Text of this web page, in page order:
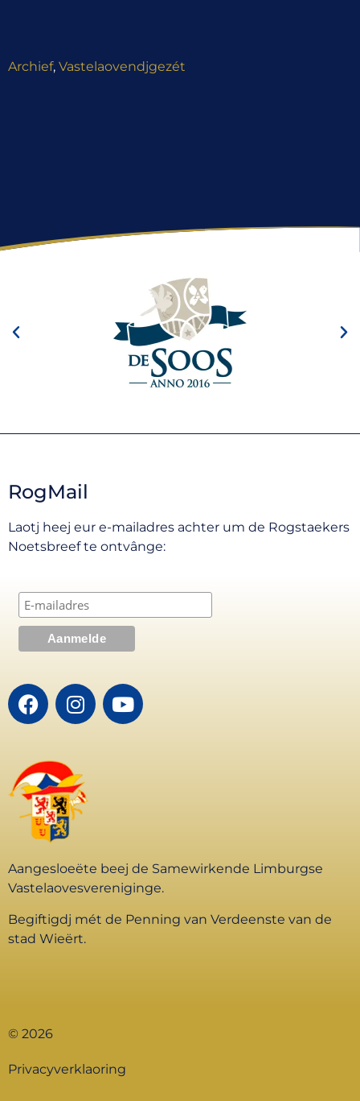
Archief, Vastelaovendjgezét
RogMail
Laotj heej eur e-mailadres achter um de Rogstaekers
Noetsbreef te ontvânge:
Aangesloeëte beej de Samewirkende Limburgse
Vastelaovesvereniginge.
Begiftigdj mét de Penning van Verdeenste van de
stad Wieërt.
© 2026
Privacyverklaoring